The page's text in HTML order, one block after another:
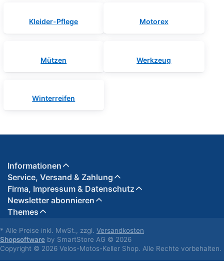
Kleider-Pflege Motorex
Mützen Werkzeug
Winterreifen
Informationen
Service, Versand & Zahlung
Firma, Impressum & Datenschutz
Newsletter abonnieren
Themes
* Alle Preise inkl. MwSt., zzgl. Versandkosten
Shopsoftware by SmartStore AG © 2026
Copyright © 2026 Velos-Motos-Keller Shop. Alle Rechte vorbehalten.